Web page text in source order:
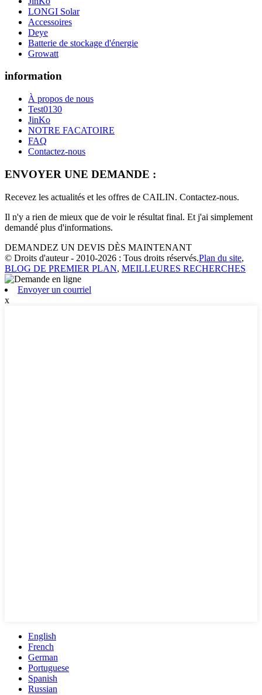
LONGI Solar
Accessoires
Deye
Batterie de stockage d'énergie
Growatt
information
À propos de nous
Test0130
JinKo
NOTRE FACATOIRE
FAQ
Contactez-nous
ENVOYER UNE DEMANDE :
Recevez les actualités et les offres de CAILIN. Contactez-nous.
Il n'y a rien de mieux que de voir le résultat final. Et j'ai simplement
demandé plus d'informations.
DEMANDEZ UN DEVIS DÈS MAINTENANT
© Droits d'auteur - 2010-2026 : Tous droits réservés.Plan du site,
BLOG DE PREMIER PLAN, MEILLEURES RECHERCHES
Envoyer un courriel
x
English
French
German
Portuguese
Spanish
Russian